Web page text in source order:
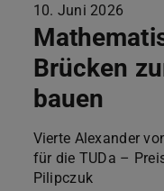
10. Juni 2026
Brücken
bauen
Vierte Alexander
für die TUDa –
Pilipczuk